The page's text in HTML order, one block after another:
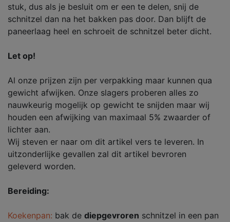
stuk, dus als je besluit om er een te delen, snij de
schnitzel dan na het bakken pas door. Dan blijft de
paneerlaag heel en schroeit de schnitzel beter dicht.
Let op!
Al onze prijzen zijn per verpakking maar kunnen qua
gewicht afwijken. Onze slagers proberen alles zo
nauwkeurig mogelijk op gewicht te snijden maar wij
houden een afwijking van maximaal 5% zwaarder of
lichter aan.
Wij steven er naar om dit artikel vers te leveren. In
uitzonderlijke gevallen zal dit artikel bevroren
geleverd worden.
Bereiding:
Koekenpan: bak de diepgevroren schnitzel in een pan